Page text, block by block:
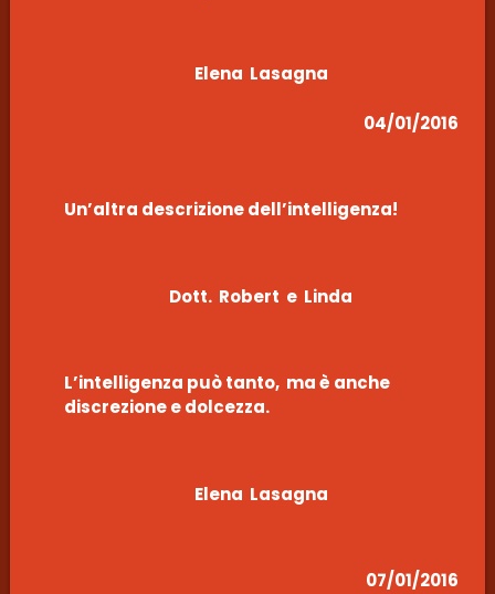
Elena Lasagna
04/01/2016
Un’altra descrizione dell’intelligenza!
Dott. Robert e Linda
L’intelligenza può tanto, ma è anche
discrezione e dolcezza.
Elena Lasagna
07/01/2016